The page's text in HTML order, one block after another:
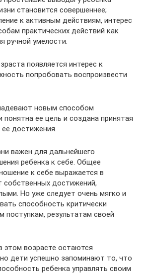
становится совершеннее;
к активным действиям, интерес
практических действий как
ручной умелости.
появляется интерес к
попробовать воспроизвести
новым способом
понятна ее цель и создана принятая
достижения.
важен для дальнейшего
ребенка к себе. Общее
к себе выражается в
собственных достижений,
Но уже следует очень мягко и
способность критически
поступкам, результатам своей
этом возрасте остаются
дети успешно запоминают то, что
ребенка управлять своим